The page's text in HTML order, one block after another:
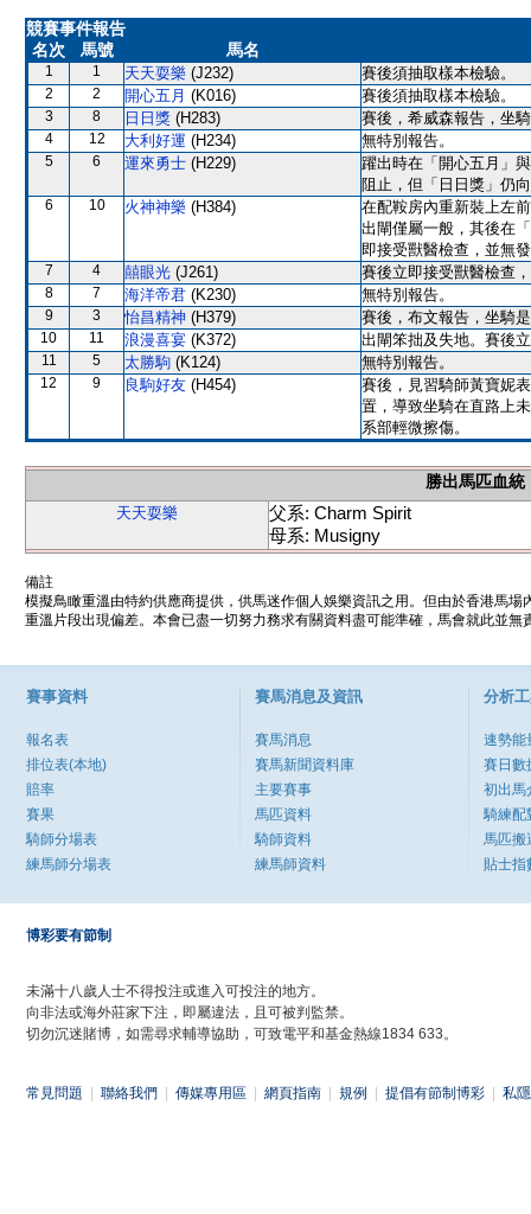
競賽事件報告
名次
馬號 馬名
1 1 天天耍樂 (J232) 賽後須抽取樣本檢驗。
2 2 開心五月 (K016) 賽後須抽取樣本檢驗。
3 8 日日獎 (H283) 賽後，希威森報告，坐
4 12 大利好運 (H234) 無特別報告。
5 6 運來勇士 (H229)
躍出時在「開心五月」
阻止，但「日日獎」仍
6 10 火神神樂 (H384)
在配鞍房內重新裝上左
出閘僅屬一般，其後在
即接受獸醫檢查，並無
7 4 囍眼光 (J261) 賽後立即接受獸醫檢查
8 7 海洋帝君 (K230) 無特別報告。
9 3 怡昌精神 (H379) 賽後，布文報告，坐騎
10 11 浪漫喜宴 (K372) 出閘笨拙及失地。賽後
11 5 太勝駒 (K124) 無特別報告。
12 9 良駒好友 (H454)
賽後，見習騎師黃寶妮
置，導致坐騎在直路上
系部輕微擦傷。
勝出馬匹血統
天天耍樂
父系: Charm Spirit
母系: Musigny
備註
模擬鳥瞰重溫由特約供應商提供，供馬迷作個人娛樂資訊之用。但由於香港馬
重溫片段出現偏差。本會已盡一切努力務求有關資料盡可能準確，馬會就此並
賽事資料
報名表
排位表(本地)
賠率
賽果
騎師分場表
練馬師分場表
賽馬消息及資訊
賽馬消息
賽馬新聞資料庫
主要賽事
馬匹資料
騎師資料
練馬師資料
分析
速勢能
賽日數
初出馬
騎練配
馬匹搬
貼士指
博彩要有節制
未滿十八歲人士不得投注或進入可投注的地方。
向非法或海外莊家下注，即屬違法，且可被判監禁。
切勿沉迷賭博，如需尋求輔導協助，可致電平和基金熱線1834 633。
常見問題 聯絡我們 傳媒專用區 網頁指南 規例 提倡有節制博彩 私